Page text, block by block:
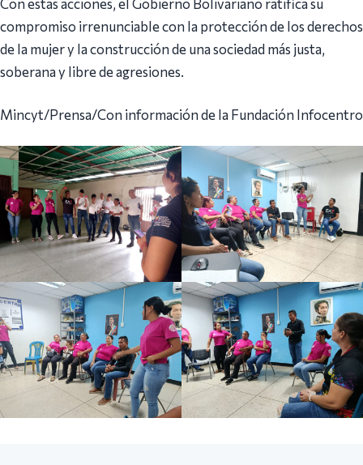
compromiso irrenunciable con la protección de los derechos
de la mujer y la construcción de una sociedad más justa,
soberana y libre de agresiones.
Mincyt/Prensa/Con información de la Fundación Infocentro